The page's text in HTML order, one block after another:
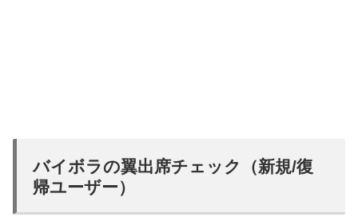
バイボラの翼出席チェック（新規/復
帰ユーザー）